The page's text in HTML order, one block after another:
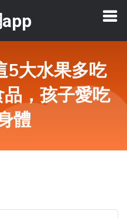
5大水果多吃
，孩子愛吃
體